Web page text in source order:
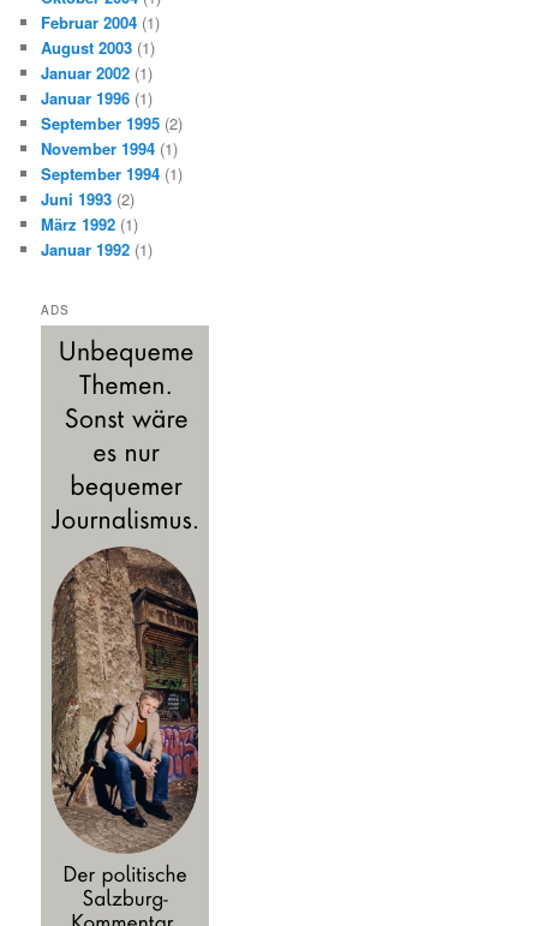
Februar 2004 (1)
August 2003 (1)
Januar 2002 (1)
Januar 1996 (1)
September 1995 (2)
November 1994 (1)
September 1994 (1)
Juni 1993 (2)
März 1992 (1)
Januar 1992 (1)
ADS